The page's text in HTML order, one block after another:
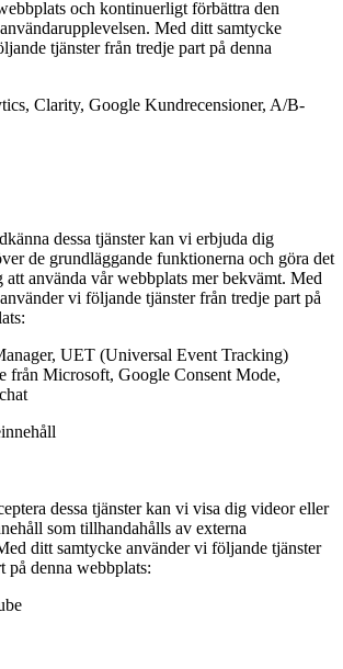
och kontinuerligt förbättra den
Med ditt samtycke
tjänster från tredje part på denna
Clarity, Google Kundrecensioner, A/B-
dessa tjänster kan vi erbjuda dig
de grundläggande funktionerna och göra det
använda vår webbplats mer bekvämt. Med
vi följande tjänster från tredje part på
UET (Universal Event Tracking)
från Microsoft, Google Consent Mode,
dessa tjänster kan vi visa dig videor eller
som tillhandahålls av externa
ditt samtycke använder vi följande tjänster
på denna webbplats: